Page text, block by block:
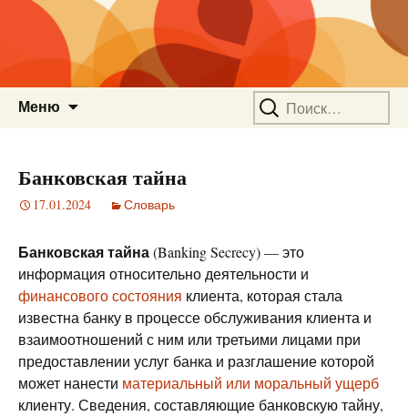
Меню Найти:
Банковская тайна
17.01.2024 Словарь
Банковская тайна(Banking Secrecy) — это
информация относительно деятельности и
финансового состояния клиента, которая стала
известна банку в процессе обслуживания клиента и
взаимоотношений с ним или третьими лицами при
предоставлении услуг банка и разглашение которой
может нанести материальный или моральный ущерб
клиенту. Сведения, составляющие банковскую тайну,